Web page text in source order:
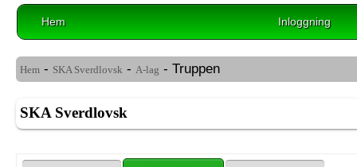
Hem Inloggning
Hem - SKA Sverdlovsk - A-lag - Truppen
SKA Sverdlovsk